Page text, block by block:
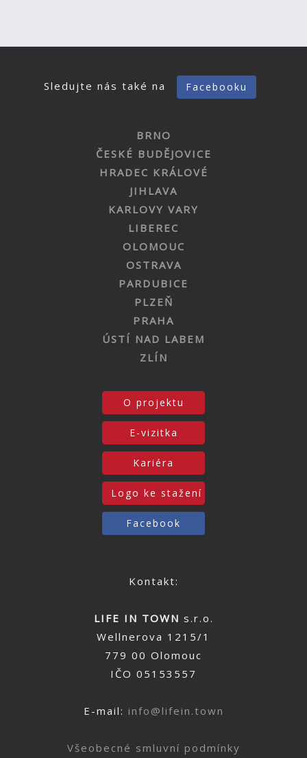
Sledujte nás také na Facebooku
BRNO
ČESKÉ BUDĚJOVICE
HRADEC KRÁLOVÉ
JIHLAVA
KARLOVY VARY
LIBEREC
OLOMOUC
OSTRAVA
PARDUBICE
PLZEŇ
PRAHA
ÚSTÍ NAD LABEM
ZLÍN
O projektu
E-vizitka
Kariéra
Logo ke stažení
Facebook
Kontakt:
LIFE IN TOWN s.r.o.
Wellnerova 1215/1
779 00 Olomouc
IČO 05153557
E-mail: info@lifein.town
Všeobecné smluvní podmínky